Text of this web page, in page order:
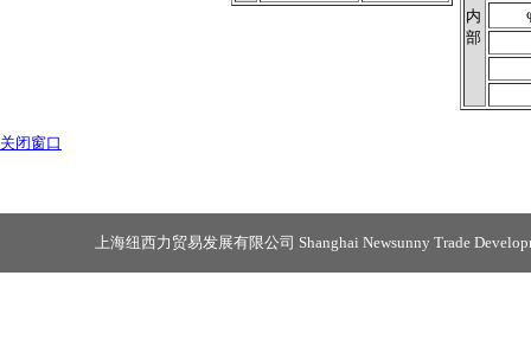
内
部
关闭窗口
上海纽西力贸易发展有限公司 Shanghai Newsunny Trade